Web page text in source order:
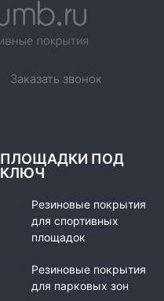
Заказать звонок
ПЛОЩАДКИ ПОД
КЛЮЧ
Резиновые покрытия
для спортивных
площадок
Резиновые покрытия
для парковых зон